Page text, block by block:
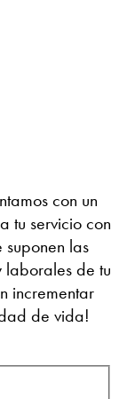
con un
tu servicio con
las
laborales de tu
incrementar
de vida!